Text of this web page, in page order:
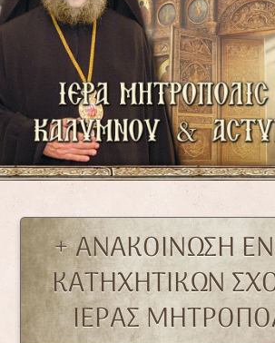
+ ΑΝΑΚΟΙΝΩΣΗ
ΚΑΤΗΧΗΤΙΚΩΝ
ΙΕΡΑΣ